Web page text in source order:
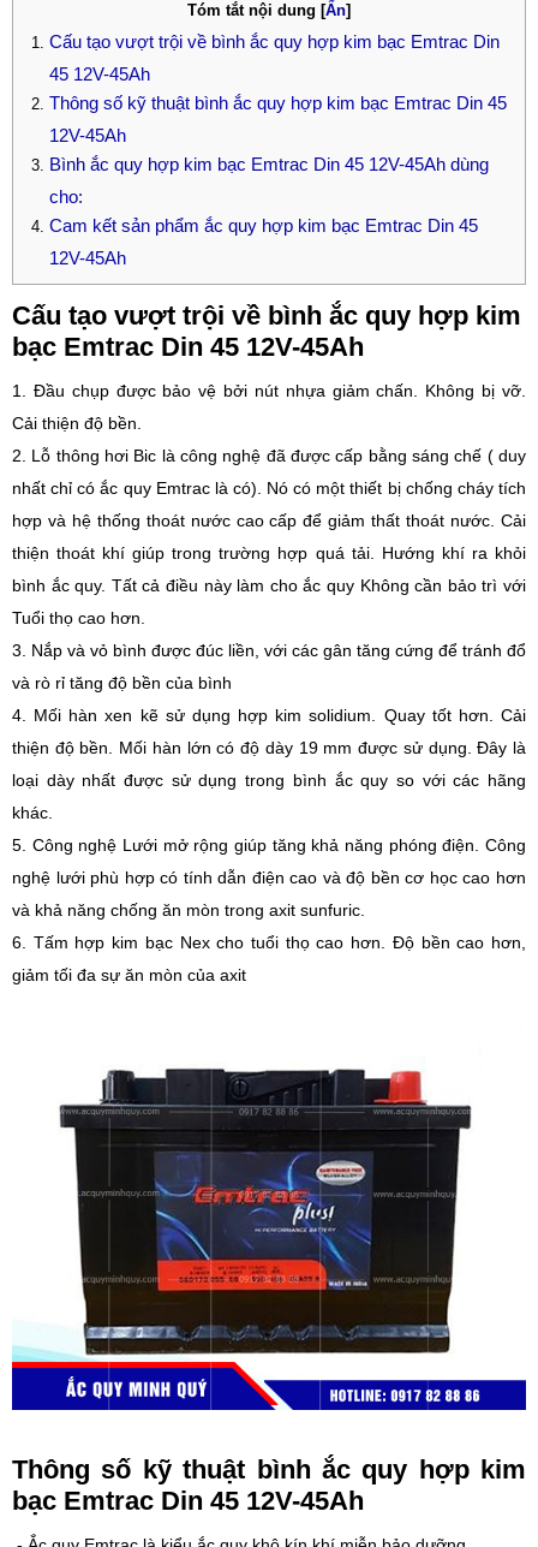
Tóm tắt nội dung [Ẩn]
Cấu tạo vượt trội về bình ắc quy hợp kim bạc Emtrac Din
45 12V-45Ah
Thông số kỹ thuật bình ắc quy hợp kim bạc Emtrac Din 45
12V-45Ah
Bình ắc quy hợp kim bạc Emtrac Din 45 12V-45Ah dùng
cho:
Cam kết sản phẩm ắc quy hợp kim bạc Emtrac Din 45
12V-45Ah
Cấu tạo vượt trội về bình ắc quy hợp kim
bạc Emtrac Din 45 12V-45Ah
1. Đầu chụp được bảo vệ bởi nút nhựa giảm chấn. Không bị vỡ.
Cải thiện độ bền.
2. Lỗ thông hơi Bic là công nghệ đã được cấp bằng sáng chế ( duy
nhất chỉ có ắc quy Emtrac là có). Nó có một thiết bị chống cháy tích
hợp và hệ thống thoát nước cao cấp để giảm thất thoát nước. Cải
thiện thoát khí giúp trong trường hợp quá tải. Hướng khí ra khỏi
bình ắc quy. Tất cả điều này làm cho ắc quy Không cần bảo trì với
Tuổi thọ cao hơn.
3. Nắp và vỏ bình được đúc liền, với các gân tăng cứng để tránh đổ
và rò rỉ tăng độ bền của bình
4. Mối hàn xen kẽ sử dụng hợp kim solidium. Quay tốt hơn. Cải
thiện độ bền. Mối hàn lớn có độ dày 19 mm được sử dụng. Đây là
loại dày nhất được sử dụng trong bình ắc quy so với các hãng
khác.
5. Công nghệ Lưới mở rộng giúp tăng khả năng phóng điện. Công
nghệ lưới phù hợp có tính dẫn điện cao và độ bền cơ học cao hơn
và khả năng chống ăn mòn trong axit sunfuric.
6. Tấm hợp kim bạc Nex cho tuổi thọ cao hơn. Độ bền cao hơn,
giảm tối đa sự ăn mòn của axit
Thông số kỹ thuật bình ắc quy hợp kim
bạc Emtrac Din 45 12V-45Ah